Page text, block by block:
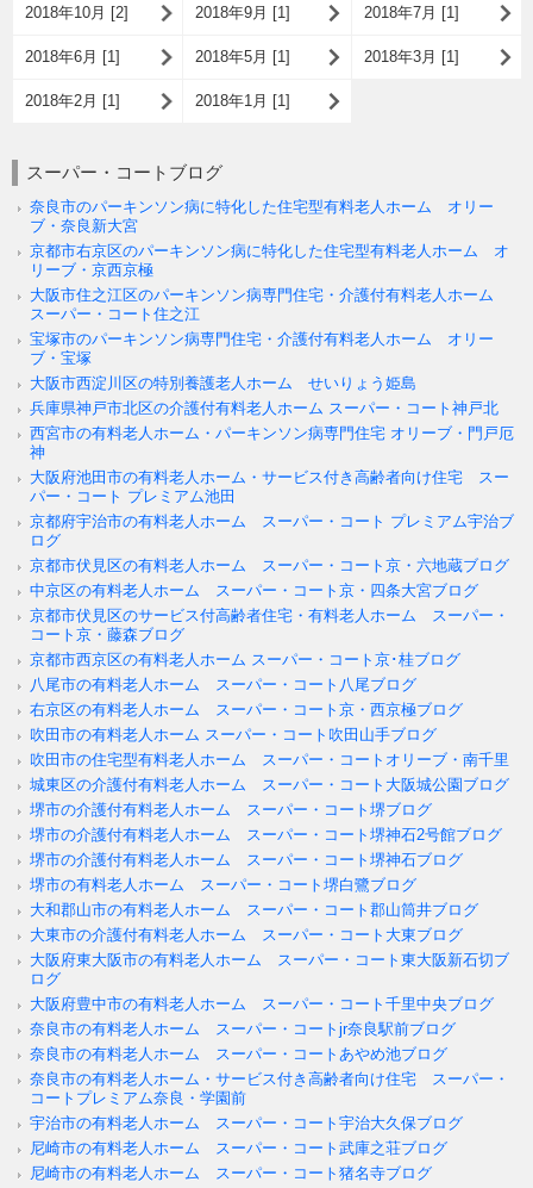
2018年10月 [2] 2018年9月 [1] 2018年7月 [1]
2018年6月 [1] 2018年5月 [1] 2018年3月 [1]
2018年2月 [1] 2018年1月 [1]
スーパー・コートブログ
奈良市のパーキンソン病に特化した住宅型有料老人ホーム オリー
ブ・奈良新大宮
京都市右京区のパーキンソン病に特化した住宅型有料老人ホーム オ
リーブ・京西京極
大阪市住之江区のパーキンソン病専門住宅・介護付有料老人ホーム
スーパー・コート住之江
宝塚市のパーキンソン病専門住宅・介護付有料老人ホーム オリー
ブ・宝塚
大阪市西淀川区の特別養護老人ホーム せいりょう姫島
兵庫県神戸市北区の介護付有料老人ホーム スーパー・コート神戸北
西宮市の有料老人ホーム・パーキンソン病専門住宅 オリーブ・門戸厄
神
大阪府池田市の有料老人ホーム・サービス付き高齢者向け住宅 スー
パー・コート プレミアム池田
京都府宇治市の有料老人ホーム スーパー・コート プレミアム宇治ブ
ログ
京都市伏見区の有料老人ホーム スーパー・コート京・六地蔵ブログ
中京区の有料老人ホーム スーパー・コート京・四条大宮ブログ
京都市伏見区のサービス付高齢者住宅・有料老人ホーム スーパー・
コート京・藤森ブログ
京都市西京区の有料老人ホーム スーパー・コート京･桂ブログ
八尾市の有料老人ホーム スーパー・コート八尾ブログ
右京区の有料老人ホーム スーパー・コート京・西京極ブログ
吹田市の有料老人ホーム スーパー・コート吹田山手ブログ
吹田市の住宅型有料老人ホーム スーパー・コートオリーブ・南千里
城東区の介護付有料老人ホーム スーパー・コート大阪城公園ブログ
堺市の介護付有料老人ホーム スーパー・コート堺ブログ
堺市の介護付有料老人ホーム スーパー・コート堺神石2号館ブログ
堺市の介護付有料老人ホーム スーパー・コート堺神石ブログ
堺市の有料老人ホーム スーパー・コート堺白鷺ブログ
大和郡山市の有料老人ホーム スーパー・コート郡山筒井ブログ
大東市の介護付有料老人ホーム スーパー・コート大東ブログ
大阪府東大阪市の有料老人ホーム スーパー・コート東大阪新石切ブ
ログ
大阪府豊中市の有料老人ホーム スーパー・コート千里中央ブログ
奈良市の有料老人ホーム スーパー・コートjr奈良駅前ブログ
奈良市の有料老人ホーム スーパー・コートあやめ池ブログ
奈良市の有料老人ホーム・サービス付き高齢者向け住宅 スーパー・
コートプレミアム奈良・学園前
宇治市の有料老人ホーム スーパー・コート宇治大久保ブログ
尼崎市の有料老人ホーム スーパー・コート武庫之荘ブログ
尼崎市の有料老人ホーム スーパー・コート猪名寺ブログ